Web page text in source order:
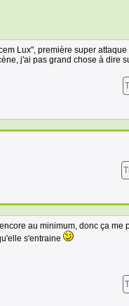
Lux", première super attaque
j'ai pas grand chose à dire
au minimum, donc ça me
s'entraine